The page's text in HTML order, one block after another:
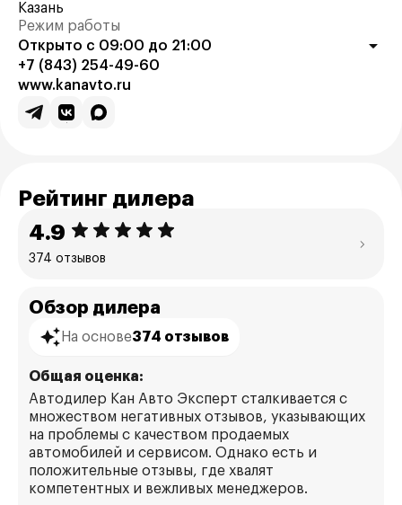
Казань
Режим работы
Открыто с 09:00 до 21:00
+7 (843) 254-49-60
www.kanavto.ru
Рейтинг дилера
4.9
374 отзывов
Обзор дилера
На основе374 отзывов
Общая оценка:
Автодилер Кан Авто Эксперт сталкивается с
множеством негативных отзывов, указывающих
на проблемы с качеством продаемых
автомобилей и сервисом. Однако есть и
положительные отзывы, где хвалят
компетентных и вежливых менеджеров.